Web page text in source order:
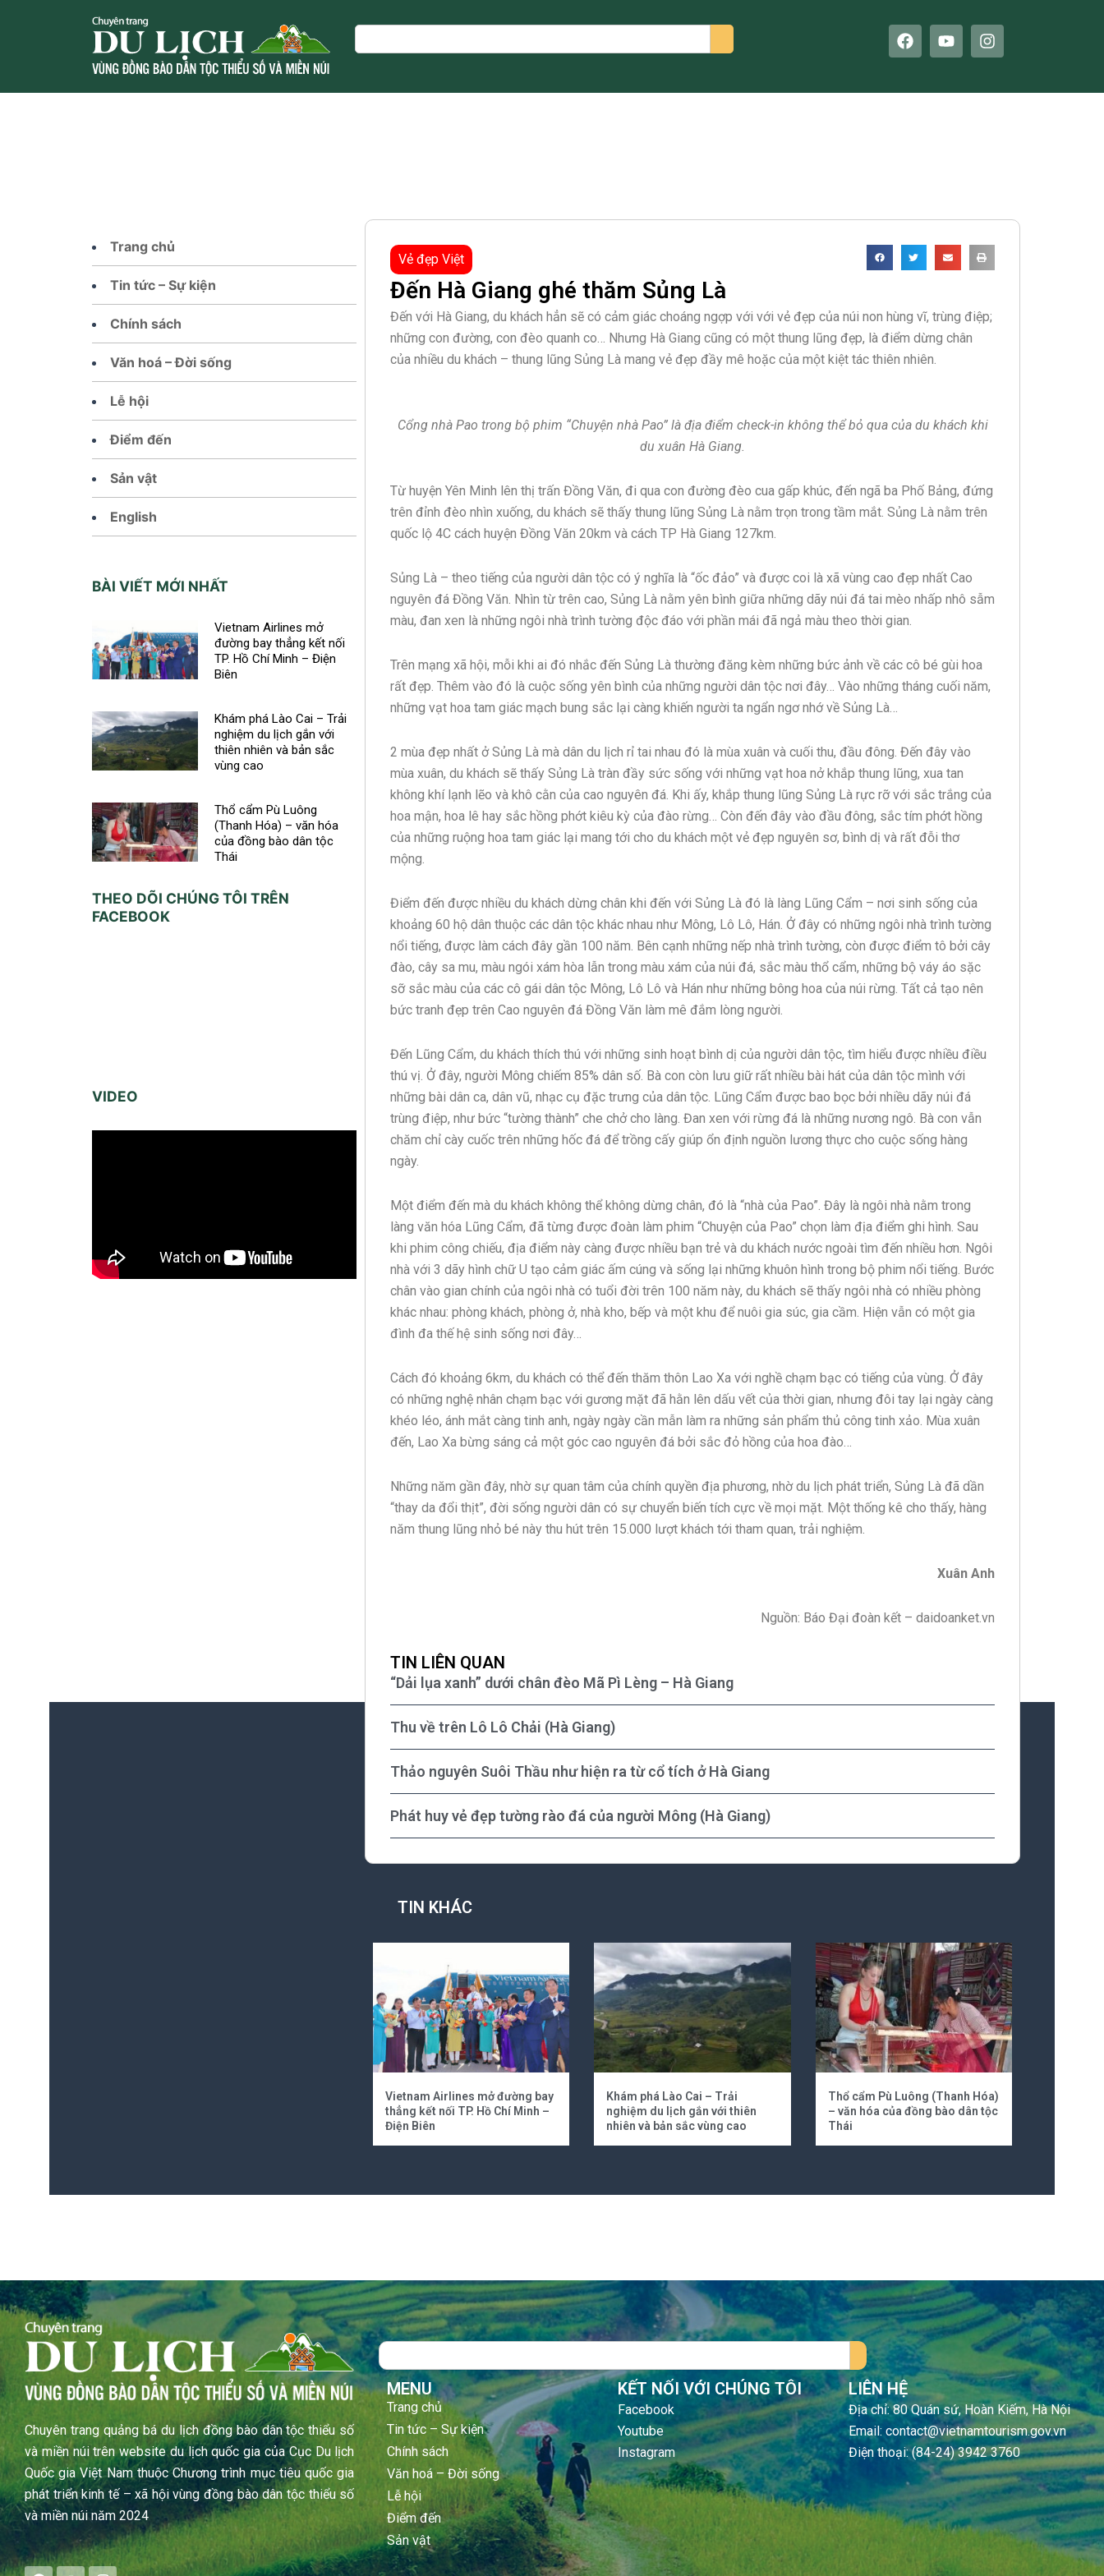
Search
F
a
b
Y
o
u
I
n
a
Trang chủ
Tin tức – Sự kiện
Chính sách
Văn hoá – Đời sống
Lễ hội
Điểm đến
Sản vật
English
BÀI VIẾT MỚI NHẤT
Vietnam Airlines mở
đường bay thẳng kết nối
TP. Hồ Chí Minh – Điện
Biên
Khám phá Lào Cai – Trải
nghiệm du lịch gắn với
thiên nhiên và bản sắc
vùng cao
Thổ cẩm Pù Luông
(Thanh Hóa) – văn hóa
của đồng bào dân tộc
Thái
THEO DÕI CHÚNG TÔI TRÊN
FACEBOOK
VIDEO
Vẻ đẹp Việt
Đến Hà Giang ghé thăm Sủng Là
Đến với Hà Giang, du khách hẳn sẽ có cảm giác choáng ngợp với với vẻ đẹp của núi non hùng vĩ, trùng điệp;
những con đường, con đèo quanh co… Nhưng Hà Giang cũng có một thung lũng đẹp, là điểm dừng chân
của nhiều du khách – thung lũng Sủng Là mang vẻ đẹp đầy mê hoặc của một kiệt tác thiên nhiên.
Cổng nhà Pao trong bộ phim “Chuyện nhà Pao” là địa điểm check-in không thể bỏ qua của du khách khi
du xuân Hà Giang.
Từ huyện Yên Minh lên thị trấn Đồng Văn, đi qua con đường đèo cua gấp khúc, đến ngã ba Phố Bảng, đứng
trên đỉnh đèo nhìn xuống, du khách sẽ thấy thung lũng Sủng Là nằm trọn trong tầm mắt. Sủng Là nằm trên
quốc lộ 4C cách huyện Đồng Văn 20km và cách TP Hà Giang 127km.
Sủng Là – theo tiếng của người dân tộc có ý nghĩa là “ốc đảo” và được coi là xã vùng cao đẹp nhất Cao
nguyên đá Đồng Văn. Nhìn từ trên cao, Sủng Là nằm yên bình giữa những dãy núi đá tai mèo nhấp nhô sẫm
màu, đan xen là những ngôi nhà trình tường độc đáo với phần mái đã ngả màu theo thời gian.
Trên mạng xã hội, mỗi khi ai đó nhắc đến Sủng Là thường đăng kèm những bức ảnh về các cô bé gùi hoa
rất đẹp. Thêm vào đó là cuộc sống yên bình của những người dân tộc nơi đây… Vào những tháng cuối năm,
những vạt hoa tam giác mạch bung sắc lại càng khiến người ta ngẩn ngơ nhớ về Sủng Là…
2 mùa đẹp nhất ở Sủng Là mà dân du lịch rỉ tai nhau đó là mùa xuân và cuối thu, đầu đông. Đến đây vào
mùa xuân, du khách sẽ thấy Sủng Là tràn đầy sức sống với những vạt hoa nở khắp thung lũng, xua tan
không khí lạnh lẽo và khô cằn của cao nguyên đá. Khi ấy, khắp thung lũng Sủng Là rực rỡ với sắc trắng của
hoa mận, hoa lê hay sắc hồng phớt kiêu kỳ của đào rừng… Còn đến đây vào đầu đông, sắc tím phớt hồng
của những ruộng hoa tam giác lại mang tới cho du khách một vẻ đẹp nguyên sơ, bình dị và rất đỗi thơ
mộng.
Điểm đến được nhiều du khách dừng chân khi đến với Sủng Là đó là làng Lũng Cẩm – nơi sinh sống của
khoảng 60 hộ dân thuộc các dân tộc khác nhau như Mông, Lô Lô, Hán. Ở đây có những ngôi nhà trình tường
nổi tiếng, được làm cách đây gần 100 năm. Bên cạnh những nếp nhà trình tường, còn được điểm tô bởi cây
đào, cây sa mu, màu ngói xám hòa lẫn trong màu xám của núi đá, sắc màu thổ cẩm, những bộ váy áo sặc
sỡ sắc màu của các cô gái dân tộc Mông, Lô Lô và Hán như những bông hoa của núi rừng. Tất cả tạo nên
bức tranh đẹp trên Cao nguyên đá Đồng Văn làm mê đắm lòng người.
Đến Lũng Cẩm, du khách thích thú với những sinh hoạt bình dị của người dân tộc, tìm hiểu được nhiều điều
thú vị. Ở đây, người Mông chiếm 85% dân số. Bà con còn lưu giữ rất nhiều bài hát của dân tộc mình với
những bài dân ca, dân vũ, nhạc cụ đặc trưng của dân tộc. Lũng Cẩm được bao bọc bởi nhiều dãy núi đá
trùng điệp, như bức “tường thành” che chở cho làng. Đan xen với rừng đá là những nương ngô. Bà con vẫn
chăm chỉ cày cuốc trên những hốc đá để trồng cấy giúp ổn định nguồn lương thực cho cuộc sống hàng
ngày.
Một điểm đến mà du khách không thể không dừng chân, đó là “nhà của Pao”. Đây là ngôi nhà nằm trong
làng văn hóa Lũng Cẩm, đã từng được đoàn làm phim “Chuyện của Pao” chọn làm địa điểm ghi hình. Sau
khi phim công chiếu, địa điểm này càng được nhiều bạn trẻ và du khách nước ngoài tìm đến nhiều hơn. Ngôi
nhà với 3 dãy hình chữ U tạo cảm giác ấm cúng và sống lại những khuôn hình trong bộ phim nổi tiếng. Bước
chân vào gian chính của ngôi nhà có tuổi đời trên 100 năm này, du khách sẽ thấy ngôi nhà có nhiều phòng
khác nhau: phòng khách, phòng ở, nhà kho, bếp và một khu để nuôi gia súc, gia cầm. Hiện vẫn có một gia
đình đa thế hệ sinh sống nơi đây…
Cách đó khoảng 6km, du khách có thể đến thăm thôn Lao Xa với nghề chạm bạc có tiếng của vùng. Ở đây
có những nghệ nhân chạm bạc với gương mặt đã hằn lên dấu vết của thời gian, nhưng đôi tay lại ngày càng
khéo léo, ánh mắt càng tinh anh, ngày ngày cần mẫn làm ra những sản phẩm thủ công tinh xảo. Mùa xuân
đến, Lao Xa bừng sáng cả một góc cao nguyên đá bởi sắc đỏ hồng của hoa đào…
Những năm gần đây, nhờ sự quan tâm của chính quyền địa phương, nhờ du lịch phát triển, Sủng Là đã dần
“thay da đổi thịt”, đời sống người dân có sự chuyển biến tích cực về mọi mặt. Một thống kê cho thấy, hàng
năm thung lũng nhỏ bé này thu hút trên 15.000 lượt khách tới tham quan, trải nghiệm.
Xuân Anh
Nguồn: Báo Đại đoàn kết – daidoanket.vn
TIN LIÊN QUAN
“Dải lụa xanh” dưới chân đèo Mã Pì Lèng – Hà Giang
Thu về trên Lô Lô Chải (Hà Giang)
Thảo nguyên Suôi Thầu như hiện ra từ cổ tích ở Hà Giang
Phát huy vẻ đẹp tường rào đá của người Mông (Hà Giang)
TIN KHÁC
Vietnam Airlines mở đường bay
thẳng kết nối TP. Hồ Chí Minh –
Điện Biên
Khám phá Lào Cai – Trải
nghiệm du lịch gắn với thiên
nhiên và bản sắc vùng cao
Thổ cẩm Pù Luông (Thanh Hóa)
– văn hóa của đồng bào dân tộc
Thái
Chuyên trang quảng bá du lịch đồng bào dân tộc thiểu số
và miền núi trên website du lịch quốc gia của Cục Du lịch
Quốc gia Việt Nam thuộc Chương trình mục tiêu quốc gia
phát triển kinh tế – xã hội vùng đồng bào dân tộc thiểu số
và miền núi năm 2024
F Y I
Search
MENU
Trang chủ
Tin tức – Sự kiện
Chính sách
Văn hoá – Đời sống
Lễ hội
Điểm đến
Sản vật
KẾT NỐI VỚI CHÚNG TÔI
Facebook
Youtube
Instagram
LIÊN HỆ
Địa chỉ: 80 Quán sứ, Hoàn Kiếm, Hà Nội
Email: contact@vietnamtourism.gov.vn
Điện thoại: (84-24) 3942 3760